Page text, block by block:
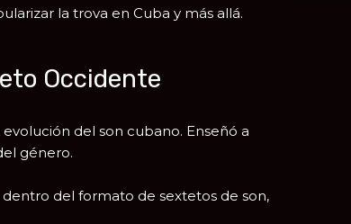
la trova en Cuba y más allá.
Occidente
del son cubano. Enseñó a
género.
del formato de sextetos de son,